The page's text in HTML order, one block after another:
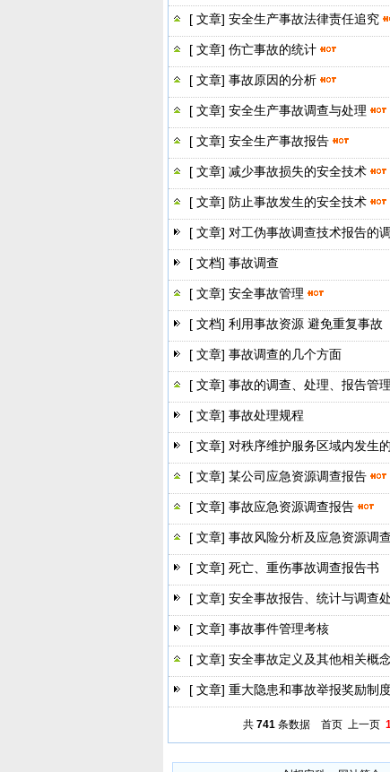
[ 文章] 安全生产事故法律责任追究
[ 文章] 伤亡事故的统计
[ 文章] 事故原因的分析
[ 文章] 安全生产事故调查与处理
[ 文章] 安全生产事故报告
[ 文章] 减少事故损失的安全技术
[ 文章] 防止事故发生的安全技术
[ 文章] 对工伪事故调查技术报告的
[ 文档] 事故调查
[ 文章] 安全事故管理
[ 文档] 利用事故资源 避免重复事故
[ 文章] 事故调查的几个方面
[ 文章] 事故的调查、处理、报告管理
[ 文章] 事故处理规程
[ 文章] 对秩序维护服务区域内发生
[ 文章] 某公司应急资源调查报告
[ 文章] 事故应急资源调查报告
[ 文章] 事故风险分析及应急资源调
[ 文章] 死亡、重伤事故调查报告书
[ 文章] 安全事故报告、统计与调查
[ 文章] 事故事件管理考核
[ 文章] 安全事故定义及其他相关概
[ 文章] 重大隐患和事故举报奖励制
共 741 条数据 首页 上一页